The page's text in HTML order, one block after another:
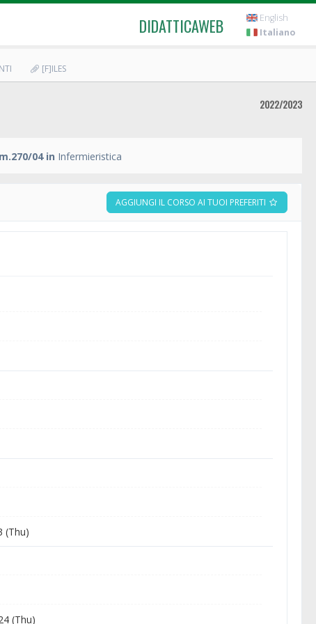
DIDATTICAWEB
English
Italiano
[F]ILES
2022/2023
04 in Infermieristica
AGGIUNGI IL CORSO AI TUOI PREFERITI
(Thu)
(Thu)